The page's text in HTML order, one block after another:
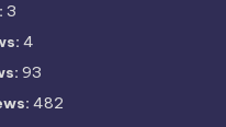
3
4
93
482